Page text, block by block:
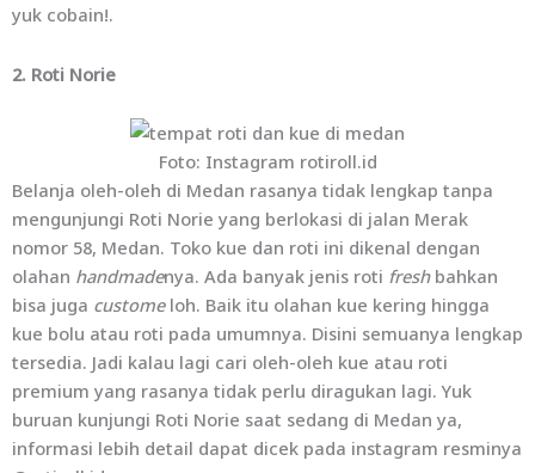
yuk cobain!.
2. Roti Norie
Foto: Instagram rotiroll.id
Belanja oleh-oleh di Medan rasanya tidak lengkap tanpa
mengunjungi Roti Norie yang berlokasi di jalan Merak
nomor 58, Medan. Toko kue dan roti ini dikenal dengan
olahan handmadenya. Ada banyak jenis roti fresh bahkan
bisa juga customeloh. Baik itu olahan kue kering hingga
kue bolu atau roti pada umumnya. Disini semuanya lengkap
tersedia. Jadi kalau lagi cari oleh-oleh kue atau roti
premium yang rasanya tidak perlu diragukan lagi. Yuk
buruan kunjungi Roti Norie saat sedang di Medan ya,
informasi lebih detail dapat dicek pada instagram resminya